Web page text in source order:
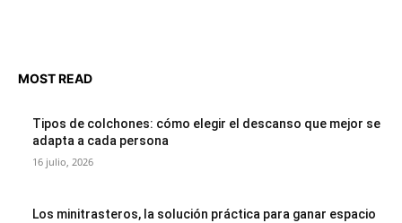
MOST READ
Tipos de colchones: cómo elegir el descanso que mejor se
adapta a cada persona
16 julio, 2026
Los minitrasteros, la solución práctica para ganar espacio